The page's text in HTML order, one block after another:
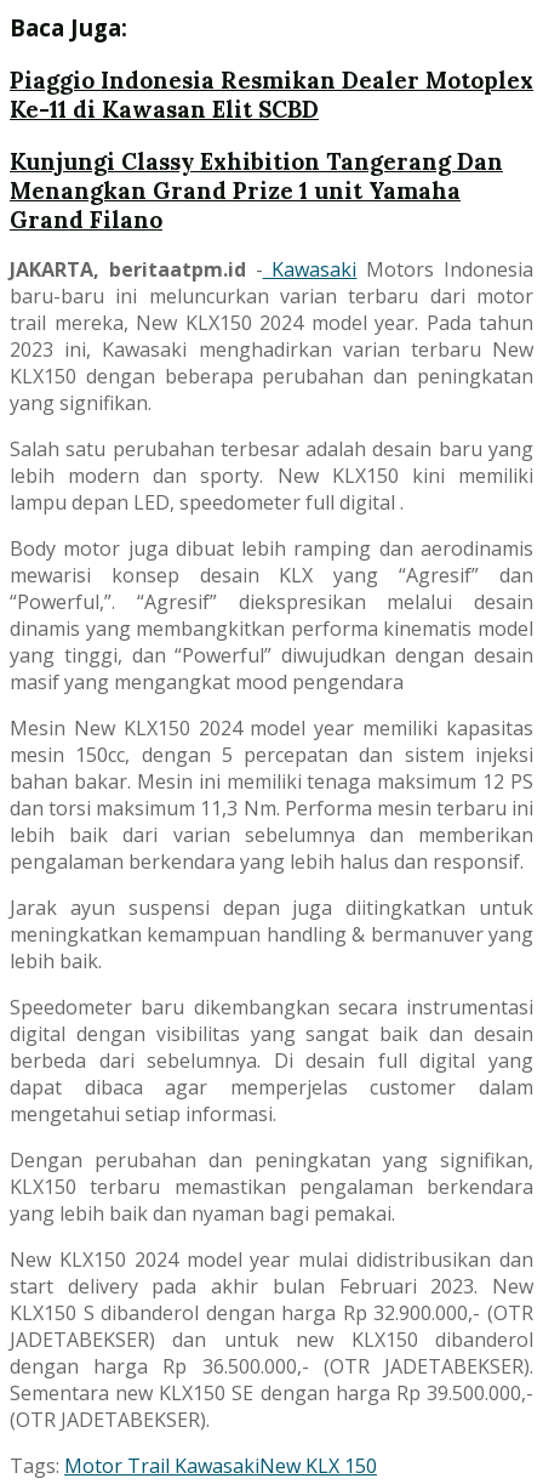
Baca Juga:
Piaggio Indonesia Resmikan Dealer Motoplex
Ke-11 di Kawasan Elit SCBD
Kunjungi Classy Exhibition Tangerang Dan
Menangkan Grand Prize 1 unit Yamaha
Grand Filano
JAKARTA, beritaatpm.id - Kawasaki Motors Indonesia
baru-baru ini meluncurkan varian terbaru dari motor
trail mereka, New KLX150 2024 model year. Pada tahun
2023 ini, Kawasaki menghadirkan varian terbaru New
KLX150 dengan beberapa perubahan dan peningkatan
yang signifikan.
Salah satu perubahan terbesar adalah desain baru yang
lebih modern dan sporty. New KLX150 kini memiliki
lampu depan LED, speedometer full digital .
Body motor juga dibuat lebih ramping dan aerodinamis
mewarisi konsep desain KLX yang “Agresif” dan
“Powerful,”. “Agresif” diekspresikan melalui desain
dinamis yang membangkitkan performa kinematis model
yang tinggi, dan “Powerful” diwujudkan dengan desain
masif yang mengangkat mood pengendara
Mesin New KLX150 2024 model year memiliki kapasitas
mesin 150cc, dengan 5 percepatan dan sistem injeksi
bahan bakar. Mesin ini memiliki tenaga maksimum 12 PS
dan torsi maksimum 11,3 Nm. Performa mesin terbaru ini
lebih baik dari varian sebelumnya dan memberikan
pengalaman berkendara yang lebih halus dan responsif.
Jarak ayun suspensi depan juga diitingkatkan untuk
meningkatkan kemampuan handling& bermanuver yang
lebih baik.
Speedometer baru dikembangkan secara instrumentasi
digital dengan visibilitas yang sangat baik dan desain
berbeda dari sebelumnya. Di desain full digital yang
dapat dibaca agar memperjelas customer dalam
mengetahui setiap informasi.
Dengan perubahan dan peningkatan yang signifikan,
KLX150 terbaru memastikan pengalaman berkendara
yang lebih baik dan nyaman bagi pemakai.
New KLX150 2024 model year mulai didistribusikan dan
start delivery pada akhir bulan Februari 2023. New
KLX150 S dibanderol dengan harga Rp 32.900.000,- (OTR
JADETABEKSER) dan untuk new KLX150 dibanderol
dengan harga Rp 36.500.000,- (OTR JADETABEKSER).
Sementara new KLX150 SE dengan harga Rp 39.500.000,-
(OTR JADETABEKSER).
Tags: Motor Trail KawasakiNew KLX 150